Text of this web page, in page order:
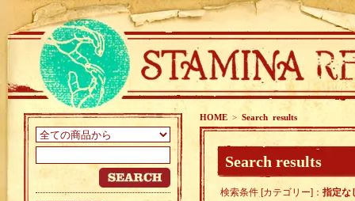
HOME > Search results
Search results
検索条件 [カテゴリー]： 指定な